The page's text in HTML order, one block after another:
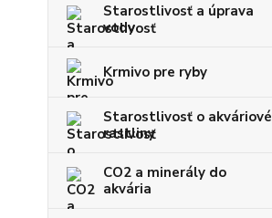
Starostlivosť a úprava
vody
Krmivo pre ryby
Starostlivosť o akváriové
rastliny
CO2 a minerály do
akvária